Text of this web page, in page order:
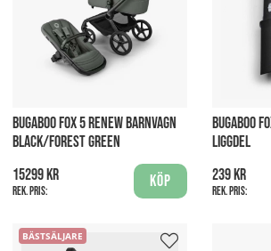
BUGABOO FOX 5 RENEW BARNVAGN
BLACK/FOREST GREEN
15299 kr
Rek. pris:
Köp
BUGABOO
LIGGDEL
239 kr
Rek. pris:
BÄSTSÄLJARE